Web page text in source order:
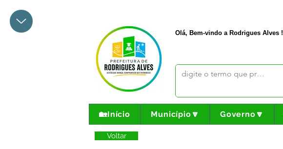
Olá, Bem-vindo a Rodrigues Alves !
🏡Início Município🔽 Governo🔽
Voltar